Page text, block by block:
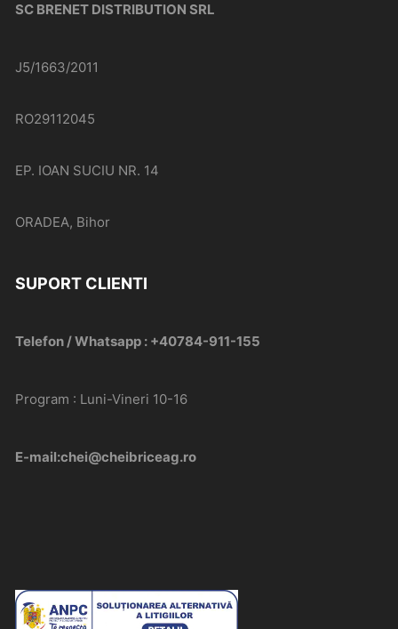
SC BRENET DISTRIBUTION SRL
J5/1663/2011
RO29112045
EP. IOAN SUCIU NR. 14
ORADEA, Bihor
SUPORT CLIENTI
Telefon / Whatsapp : +40784-911-155
Program : Luni-Vineri 10-16
E-mail:chei@cheibriceag.ro